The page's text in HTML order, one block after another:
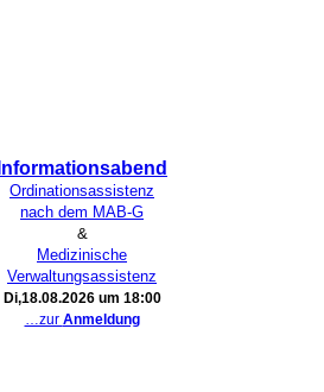
Infor­ma­ti­ons­abend
Ordi­na­ti­ons­as­sis­tenz
nach dem MAB-G
&
Medi­zi­ni­sche
Verwaltungsassistenz
Di,18.08.2026 um 18:00
…zur Anmel­dung